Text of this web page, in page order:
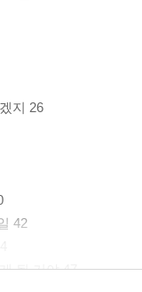
지 26
42
될 거야 47